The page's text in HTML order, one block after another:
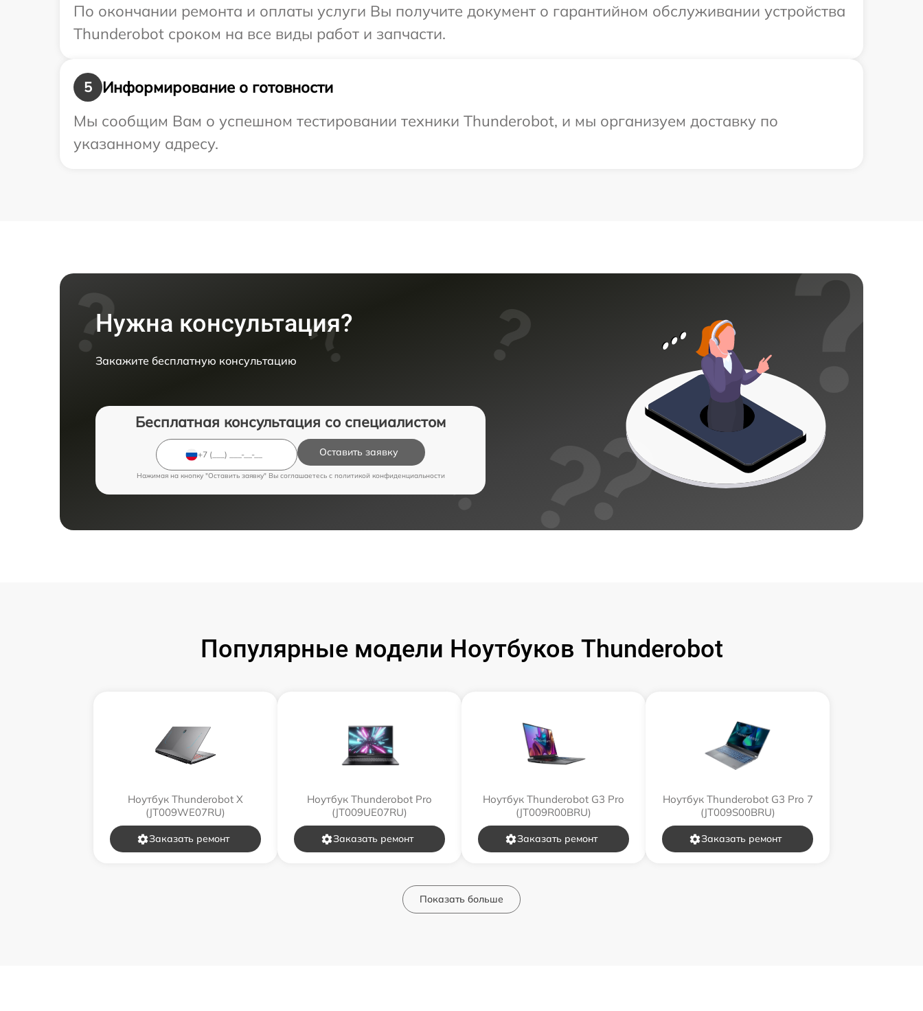
По окончании ремонта и оплаты услуги Вы получите документ о гарантийном обслуживании устройства
Thunderobot сроком на все виды работ и запчасти.
5
Информирование о готовности
Мы сообщим Вам о успешном тестировании техники Thunderobot, и мы организуем доставку по
указанному адресу.
Нужна консультация?
Закажите бесплатную консультацию
Бесплатная консультация со специалистом
Оставить заявку
Нажимая на кнопку "Оставить заявку" Вы соглашаетесь c политикой конфиденциальности
Популярные модели Ноутбуков Thunderobot
Ноутбук Thunderobot X
(JT009WE07RU)
Заказать ремонт
Ноутбук Thunderobot Pro
(JT009UE07RU)
Заказать ремонт
Ноутбук Thunderobot G3 Pro
(JT009R00BRU)
Заказать ремонт
Ноутбук Thunderobot G3 Pro 7
(JT009S00BRU)
Заказать ремонт
Показать больше